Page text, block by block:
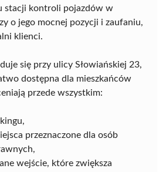
stacji kontroli pojazdów w
o jego mocnej pozycji i zaufaniu,
klienci.
się przy ulicy Słowiańskiej 23,
dostępna dla mieszkańców
przede wszystkim:
przeznaczone dla osób
wejście, które zwiększa